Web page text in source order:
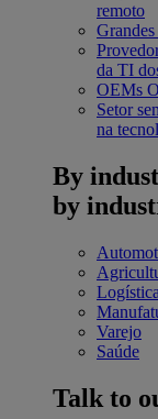
remoto
Grandes
da TI
OEMs
Setor
na
By
by
Logística
Varejo
Saúde
Talk to